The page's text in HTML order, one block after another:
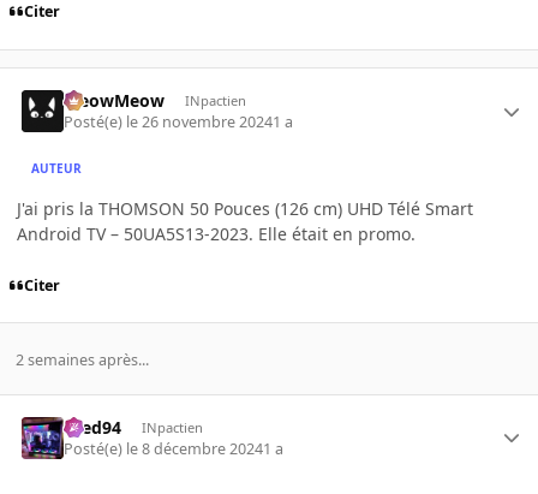
Citer
MeowMeow INpactien
Posté(e) le 26 novembre 20241 a
AUTEUR
J'ai pris la THOMSON 50 Pouces (126 cm) UHD Télé Smart
Android TV – 50UA5S13-2023. Elle était en promo.
Citer
2 semaines après...
bred94 INpactien
Posté(e) le 8 décembre 20241 a